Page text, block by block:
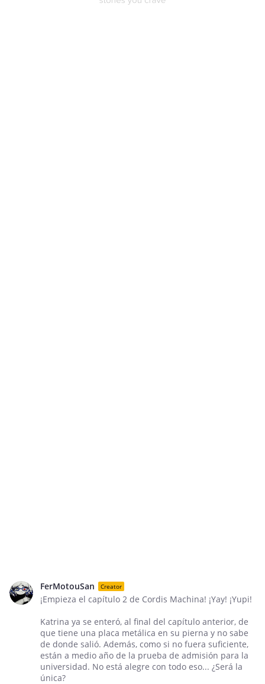
FerMotouSan Creator
¡Empieza el capítulo 2 de Cordis Machina! ¡Yay! ¡Yupi!
Katrina ya se enteró, al final del capítulo anterior, de
que tiene una placa metálica en su pierna y no sabe
de donde salió. Además, como si no fuera suficiente,
están a medio año de la prueba de admisión para la
universidad. No está alegre con todo eso... ¿Será la
única?